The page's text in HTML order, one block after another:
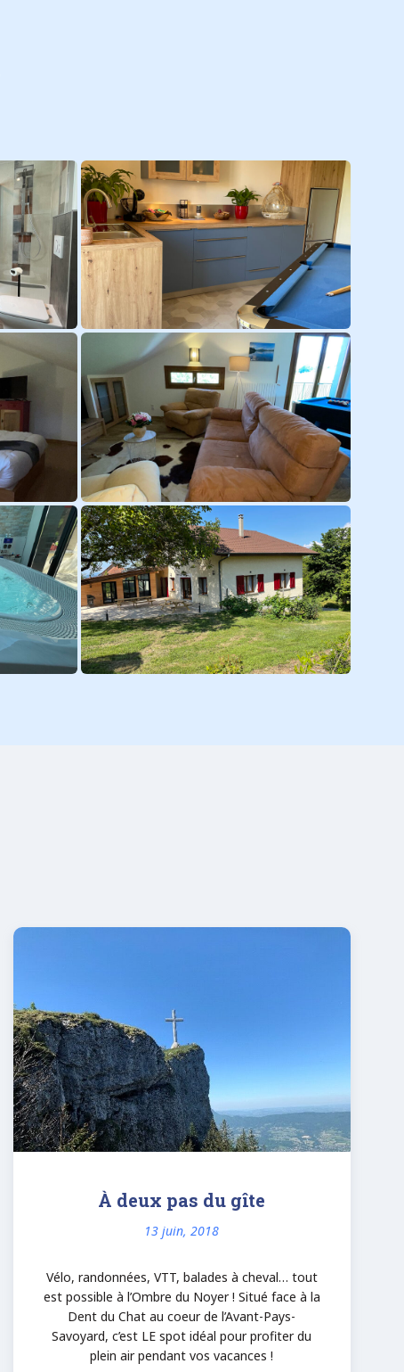
À deux pas du gîte
13 juin, 2018
Vélo, randonnées, VTT, balades à cheval… tout
est possible à l’Ombre du Noyer ! Situé face à la
Dent du Chat au coeur de l’Avant-Pays-
Savoyard, c’est LE spot idéal pour profiter du
plein air pendant vos vacances !